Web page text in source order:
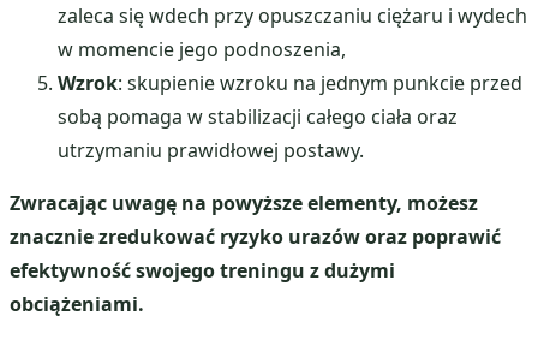
zaleca się wdech przy opuszczaniu ciężaru i wydech
w momencie jego podnoszenia,
Wzrok: skupienie wzroku na jednym punkcie przed
sobą pomaga w stabilizacji całego ciała oraz
utrzymaniu prawidłowej postawy.
Zwracając uwagę na powyższe elementy, możesz
znacznie zredukować ryzyko urazów oraz poprawić
efektywność swojego treningu z dużymi
obciążeniami.